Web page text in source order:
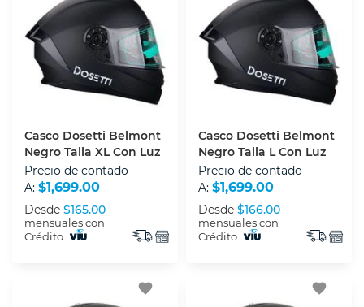
Casco Dosetti Belmont
Negro Talla XL Con Luz
Precio de contado
A: $1,699.00
Desde $165.00
mensuales con
Crédito
Casco Dosetti Belmont
Negro Talla L Con Luz
Precio de contado
A: $1,699.00
Desde $166.00
mensuales con
Crédito
favorite favorite